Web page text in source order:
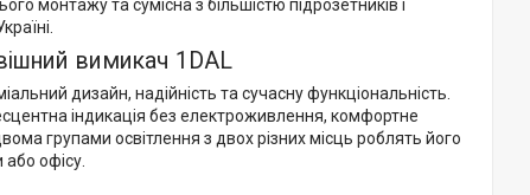
монтажу та сумісна з більшістю підрозетників і
вимикач 1DAL
дизайн, надійність та сучасну функціональність.
індикація без електроживлення, комфортне
групами освітлення з двох різних місць роблять його
офісу.